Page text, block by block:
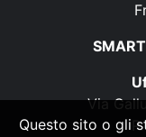
Via
Questo sito o gli